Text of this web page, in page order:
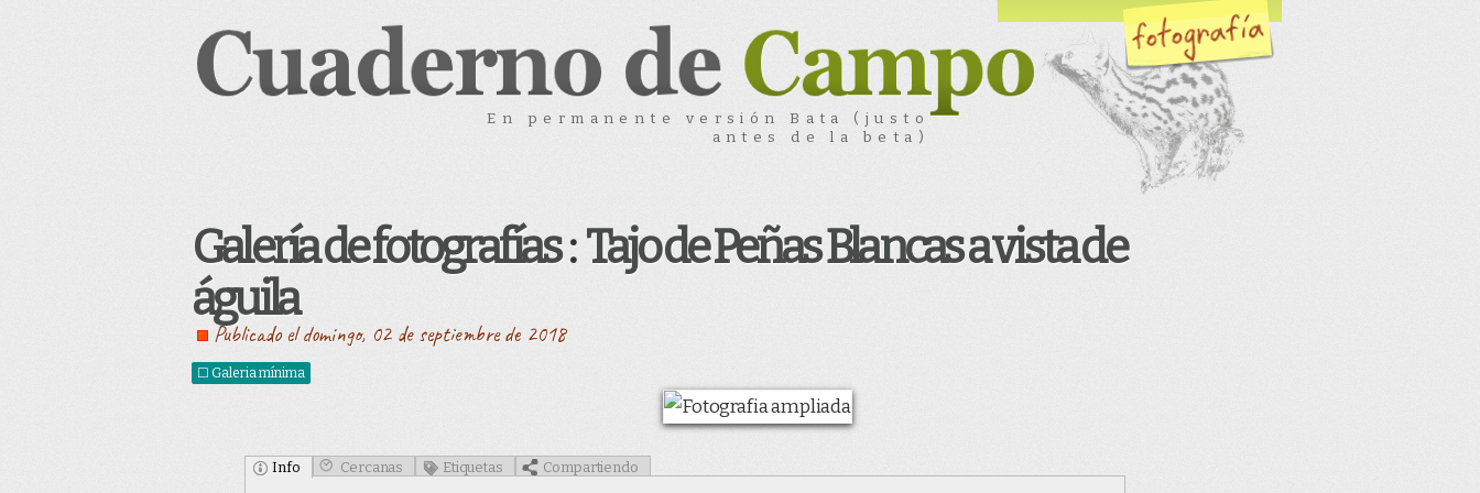
En permanente versión Bata (justo
antes de la beta)
Galería de fotografías:Tajo de Peñas Blancas a vista de
águila
Publicado el domingo, 02 de septiembre de 2018
☐ Galeria mínima
Info Cercanas Etiquetas Compartiendo